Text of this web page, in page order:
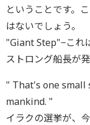
ということです。
はないでしょう。
"Giant Step"−これ
ストロング船長が
" That's one small
mankind. "
イラクの選挙が、